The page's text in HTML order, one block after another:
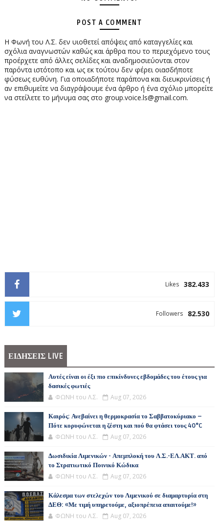
POST A COMMENT
Η Φωνή του Λ.Σ. δεν υιοθετεί απόψεις από καταγγελίες και
σχόλια αναγνωστών καθώς και άρθρα που το περιεχόμενο τους
προέρχετε από άλλες σελίδες και αναδημοσιεύονται στον
παρόντα ιστότοπο και ως εκ τούτου δεν φέρει οιασδήποτε
φύσεως ευθύνη. Για οποιαδήποτε παράπονα και διευκρινίσεις ή
αν επιθυμείτε να διαγράψουμε ένα άρθρο ή ένα σχόλιο μπορείτε
να στείλετε το μήνυμα σας στο group.voice.ls@gmail.com.
382.433
Likes
82.530
Followers
ΕΙΔΗΣΕΙΣ LIVE
Αυτές είναι οι έξι πιο επικίνδυνες εβδομάδες του έτους για
δασικές φωτιές
ΦΩΝΗ του Λ.Σ. Aug 07, 2026
Καιρός: Ανεβαίνει η θερμοκρασία το Σαββατοκύριακο –
Πότε κορυφώνεται η ζέστη και πού θα φτάσει τους 40°C
ΦΩΝΗ του Λ.Σ. Aug 07, 2026
Δωσιδικία Λιμενικών - Απεμπλοκή του Λ.Σ.-ΕΛ.ΑΚΤ. από
το Στρατιωτικό Ποινικό Κώδικα
ΦΩΝΗ του Λ.Σ. Aug 07, 2026
Κάλεσμα των στελεχών του Λιμενικού σε διαμαρτυρία στη
ΔΕΘ: «Με τιμή υπηρετούμε, αξιοπρέπεια απαιτούμε!»
ΦΩΝΗ του Λ.Σ. Aug 07, 2026